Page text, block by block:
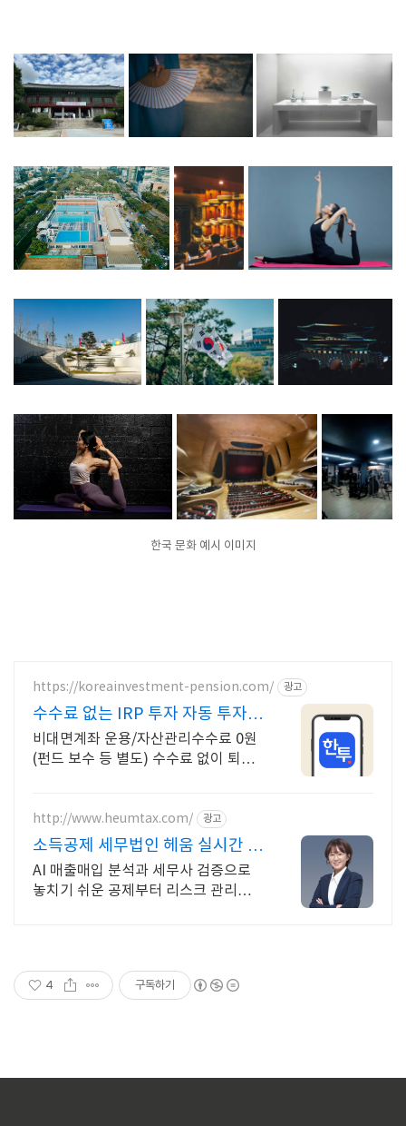
한국 문화 예시 이미지
https://koreainvestment-pension.com/ 광고
수수료 없는 IRP 투자 자동 투자하
는 적립식 ETF
비대면계좌 운용/자산관리수수료 0원
(펀드 보수 등 별도) 수수료 없이 퇴직
http://www.heumtax.com/ 광고
소득공제 세무법인 헤움 실시간 카
톡 상담 지원
AI 매출매입 분석과 세무사 검증으로
놓치기 쉬운 공제부터 리스크 관리까
4 구독하기